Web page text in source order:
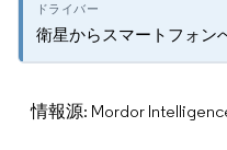
衛星からスマートフォン
情報源: Mordor